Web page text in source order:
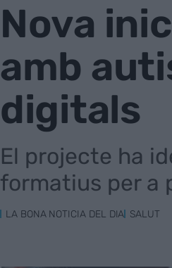
Nova
amb
digitals
El projecte ha
formatius per a
LA BONA NOTICIA DEL DIA SALUT